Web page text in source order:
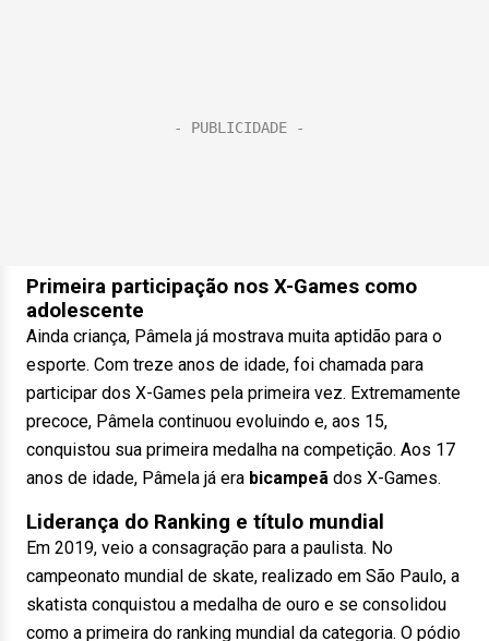
Primeira participação nos X-Games como
adolescente
Ainda criança, Pâmela já mostrava muita aptidão para o
esporte. Com treze anos de idade, foi chamada para
participar dos X-Games pela primeira vez. Extremamente
precoce, Pâmela continuou evoluindo e, aos 15,
conquistou sua primeira medalha na competição. Aos 17
anos de idade, Pâmela já era bicampeã dos X-Games.
Liderança do Ranking e título mundial
Em 2019, veio a consagração para a paulista. No
campeonato mundial de skate, realizado em São Paulo, a
skatista conquistou a medalha de ouro e se consolidou
como a primeira do ranking mundial da categoria. O pódio